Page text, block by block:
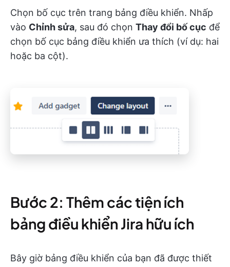
Chọn bố cục trên trang bảng điều khiển. Nhấp
vào Chỉnh sửa, sau đó chọn Thay đổi bố cục để
chọn bố cục bảng điều khiển ưa thích (ví dụ: hai
hoặc ba cột).
Bước 2: Thêm các tiện ích
bảng điều khiển Jira hữu ích
Bây giờ bảng điều khiển của bạn đã được thiết